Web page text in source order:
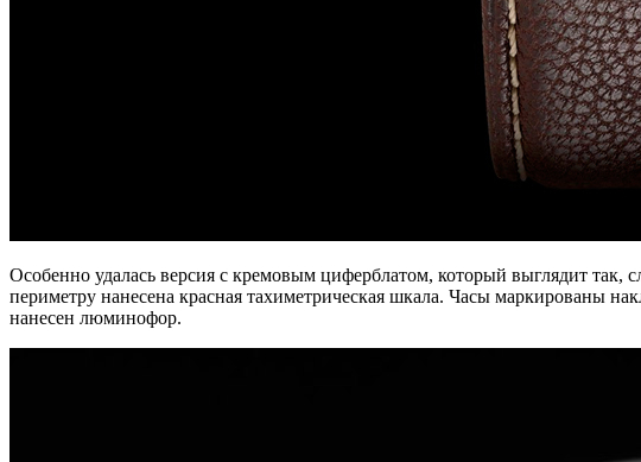
Особенно удалась версия с кремовым циферблатом, который выглядит
периметру нанесена красная тахиметрическая шкала. Часы маркированы
нанесен люминофор.